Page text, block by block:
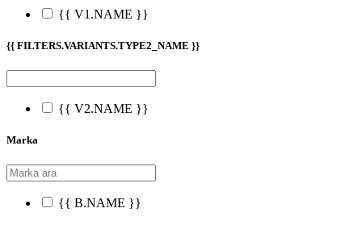
{{ V1.NAME }}
{{ FILTERS.VARIANTS.TYPE2_NAME }}
{{ V2.NAME }}
Marka
{{ B.NAME }}